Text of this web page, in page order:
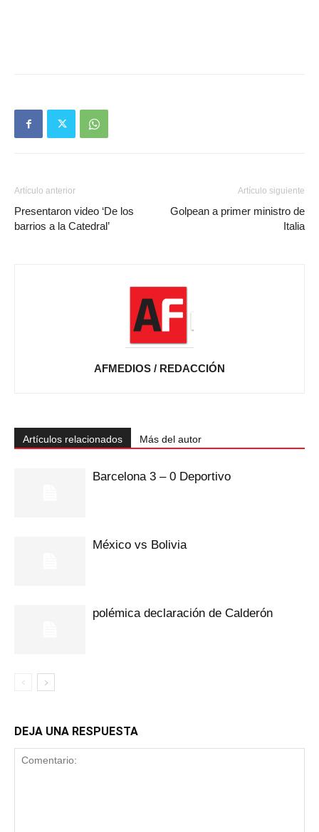
Artículo anterior
Presentaron video ‘De los
barrios a la Catedral’
Artículo siguiente
Golpean a primer ministro de
Italia
AFMEDIOS / REDACCIÓN
Artículos relacionados Más del autor
Barcelona 3 – 0 Deportivo
México vs Bolivia
polémica declaración de Calderón
DEJA UNA RESPUESTA